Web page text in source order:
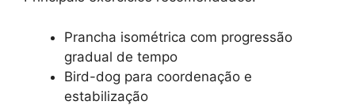
Prancha isométrica com progressão
gradual de tempo
Bird-dog para coordenação e
estabilização